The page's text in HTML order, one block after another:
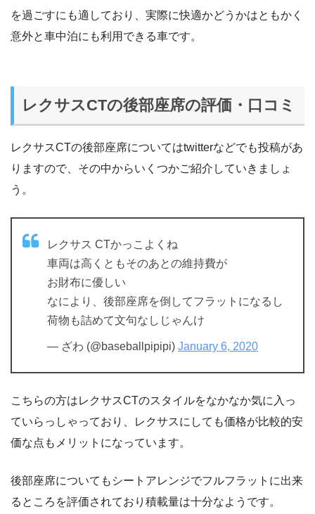
を過ごすにも適しており、実際に快適かどうかはともかく
意外と車中泊にも利用できる車です。
レクサスCTの後部座席の評価・口コミ
レクサスCTの後部座席についてはtwitterなどでも投稿があ
りますので、その中からいくつかご紹介していきましょ
う。
レクサス CTかっこよくね
車両は高くともそのあとの維持費が
お財布に優しい
なにより、後部座席を倒してフラットになるし
荷物も詰めて文句なしじゃんけ
— ざわ (@baseballpipipi) January 6, 2020
こちらの方はレクサスCTのスタイルをなかなか気に入っ
ていらっしゃっており、レクサスにしても価格が比較的安
価な点もメリットになっています。
後部座席についてもシートアレンジでフルフラットに出来
るところを評価されており積載量は十分なようです。